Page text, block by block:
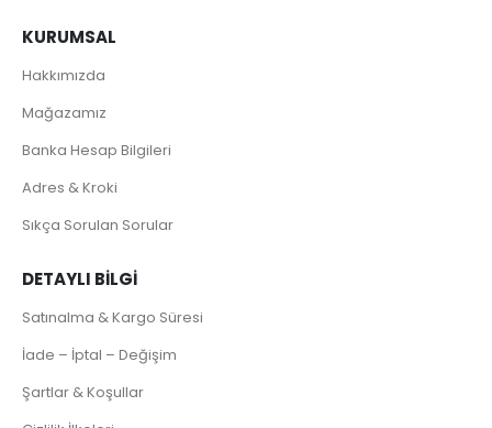
KURUMSAL
Hakkımızda
Mağazamız
Banka Hesap Bilgileri
Adres & Kroki
Sıkça Sorulan Sorular
DETAYLI BILGI
Satınalma & Kargo Süresi
İade – İptal – Değişim
Şartlar & Koşullar